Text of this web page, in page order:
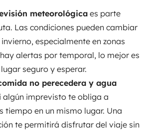
meteorológica es parte
Las condiciones pueden cambiar
especialmente en zonas
alertas por temporal, lo mejor es
seguro y esperar.
no perecedera y agua
algún imprevisto te obliga a
tiempo en un mismo lugar. Una
te permitirá disfrutar del viaje sin